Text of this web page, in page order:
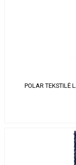
POLAR TEKSTILĖ